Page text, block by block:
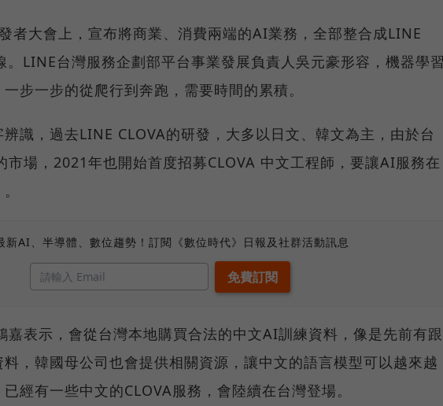
者大會上，宣布將商業、消費兩端的AI業務，全部整合成LINE
。LINE台灣服務企劃部平台事業發展負責人吳元豪形容，機器學
步一步的從爬行到奔跑，需要時間的累積。
識，過去LINE CLOVA的研發，大多以日文、韓文為主，由於台
市場，2021年也開始首度招募CLOVA 中文工程師，要讓AI服務在
新AI、半導體、數位趨勢！訂閱《數位時代》日報及社群活動訊息
嘉表示，會從台灣本地購買合法的中文AI訓練資料，像是先前有跟
，韓國母公司也會提供相關資源，讓中文的語言模型可以越來越
經有一些中文的CLOVA服務，會陸續在台灣登場。